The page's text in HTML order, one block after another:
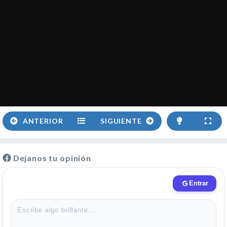
ANTERIOR SIGUIENTE
Dejanos tu opinión